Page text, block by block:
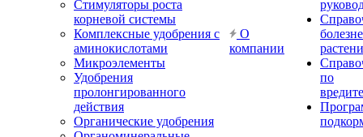
Стимуляторы роста
корневой системы
Комплексные удобрения с
аминокислотами
Микроэлементы
Удобрения
пролонгированного
действия
Органические удобрения
О
компании
по